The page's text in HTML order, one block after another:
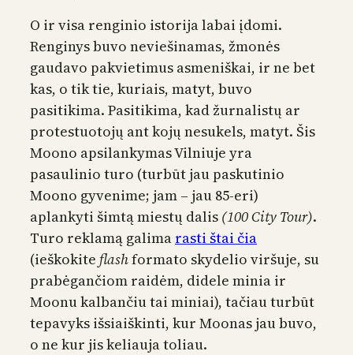
O ir visa renginio istorija labai įdomi.
Renginys buvo neviešinamas, žmonės
gaudavo pakvietimus asmeniškai, ir ne bet
kas, o tik tie, kuriais, matyt, buvo
pasitikima. Pasitikima, kad žurnalistų ar
protestuotojų ant kojų nesukels, matyt. Šis
Moono apsilankymas Vilniuje yra
pasaulinio turo (turbūt jau paskutinio
Moono gyvenime; jam – jau 85-eri)
aplankyti šimtą miestų dalis (100 City Tour).
Turo reklamą galima rasti štai čia
(ieškokite flashformato skydelio viršuje, su
prabėgančiom raidėm, didele minia ir
Moonu kalbančiu tai miniai), tačiau turbūt
tepavyks išsiaiškinti, kur Moonas jau buvo,
o ne kur jis keliauja toliau.